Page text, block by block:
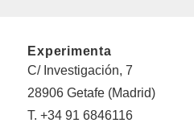
Experimenta
C/ Investigación, 7
28906 Getafe (Madrid)
T. +34 91 6846116